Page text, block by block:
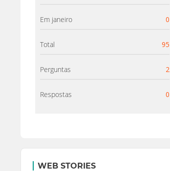
Em janeiro 0
Total 95
Perguntas 2
Respostas 0
WEB STORIES